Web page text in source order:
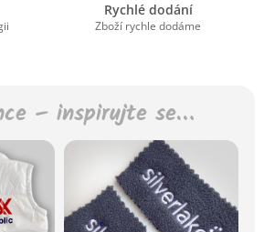
Rychlé dodání
Zboží rychle dodáme
– inspirujte se…